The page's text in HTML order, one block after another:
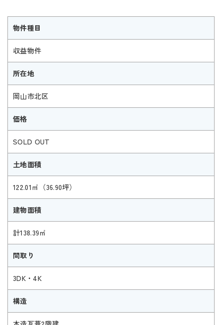
物件種目
収益物件
所在地
岡山市北区
価格
SOLD OUT
土地面積
122.01㎡（36.90坪）
建物面積
計138.39㎡
間取り
3DK・4K
構造